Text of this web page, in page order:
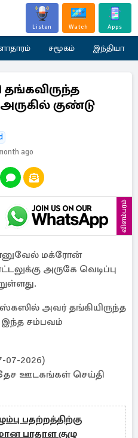
Listen Watch Apps
சமூகம் இந்தியா
தங்கவிருந்த
அருகில் குண்டு
ago
விளம்பரம்
மக்ரோன்
அருகே வெடிப்பு
அவர் தங்கியிருந்த
சம்பவம்
2026)
ஊடகங்கள் செய்தி
பதற்றத்திற்கு
பாதாள குழு